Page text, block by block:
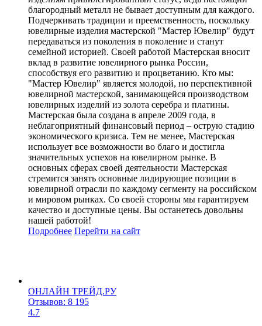
благородный металл не бывает доступным для каждого.
Подчеркивать традиции и преемственность, поскольку
ювелирные изделия мастерской "Мастер Ювелир" будут
передаваться из поколения в поколение и станут
семейной историей. Своей работой Мастерская вносит
вклад в развитие ювелирного рынка России,
способствуя его развитию и процветанию. Кто мы:
"Мастер Ювелир" является молодой, но перспективной
ювелирной мастерской, занимающейся производством
ювелирных изделий из золота серебра и платины.
Мастерская была создана в апреле 2009 года, в
неблагоприятный финансовый период – острую стадию
экономического кризиса. Тем не менее, Мастерская
использует все возможности во благо и достигла
значительных успехов на ювелирном рынке. В
основных сферах своей деятельности Мастерская
стремится занять основные лидирующие позиции в
ювелирной отрасли по каждому сегменту на российском
и мировом рынках. Со своей стороны мы гарантируем
качество и доступные цены. Вы останетесь довольны
нашей работой!
Подробнее Перейти на сайт
ОНЛАЙН ТРЕЙД.РУ
Отзывов: 8 195
4.7